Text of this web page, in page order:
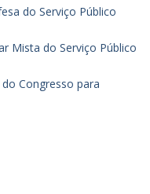
do Serviço Público
Mista do Serviço Público
Congresso para